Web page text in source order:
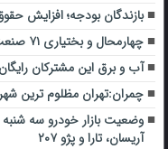
بازندگان بودجه؛ افزایش حقوق ۲۰ درصدی در شرایط تورم ۴۰
چهارمحال و بختیاری ۷۱ صنعت آلاینده دارد
آب و برق این مشترکان
چمران:تهران مظلوم ترین
آریسان، تارا و پژو ۲۰۷